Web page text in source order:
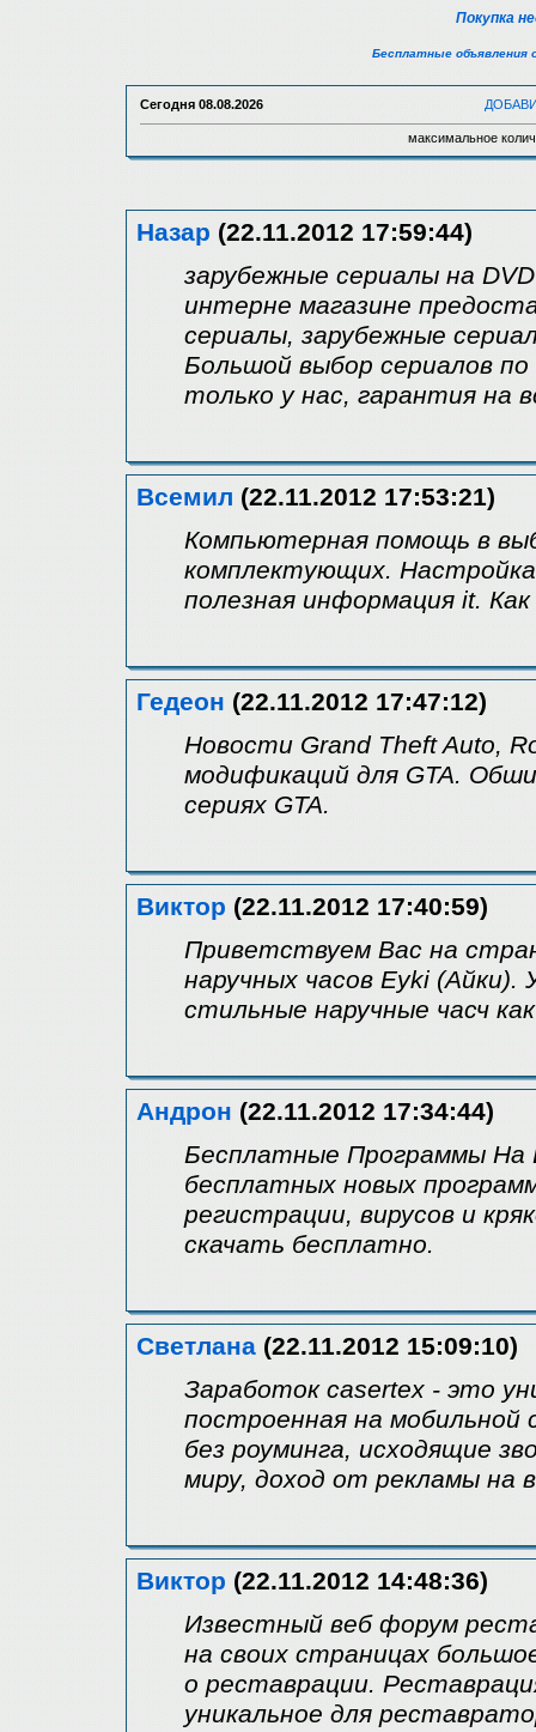
Покупка
Бесплатные объявления
Сегодня 08.08.2026
максимальное
Назар (22.11.2012 17:59:44)
зарубежные сериалы на
интерне магазине
сериалы, зарубежные
Большой выбор сериалов
только у нас, гарантия на
Всемил (22.11.2012 17:53:21)
Компьютерная помощь в
комплектующих.
полезная информация it.
Гедеон (22.11.2012 17:47:12)
Новости Grand Theft Auto,
модификаций для GTA.
сериях GTA.
Виктор (22.11.2012 17:40:59)
Приветствуем Вас на
наручных часов Eyki
стильные наручные часч
Андрон (22.11.2012 17:34:44)
Бесплатные Программы На
бесплатных новых
регистрации, вирусов и
скачать бесплатно.
Светлана (22.11.2012 15:09:10)
Заработок casertex - это
построенная на мобильной
без роуминга, исходящие
миру, доход от рекламы на
Виктор (22.11.2012 14:48:36)
Известный веб форум
на своих страницах
о реставрации.
уникальное для